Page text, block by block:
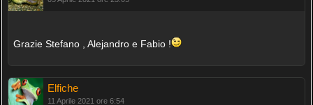
Grazie Stefano , Alejandro e Fabio !
Elfiche
11 Aprile 2021 ore 6:54